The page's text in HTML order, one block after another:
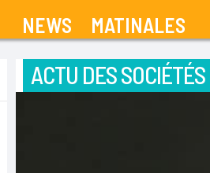
NEWS MATINALES
ACTU DES SOCIÉTÉS